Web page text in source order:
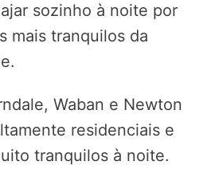
sozinho à noite por
mais tranquilos da
Waban e Newton
residenciais e
tranquilos à noite.